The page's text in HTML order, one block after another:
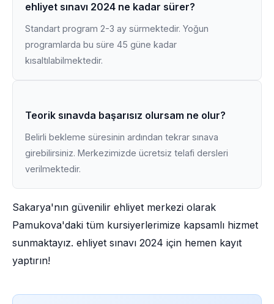
ehliyet sınavı 2024 ne kadar sürer?
Standart program 2-3 ay sürmektedir. Yoğun
programlarda bu süre 45 güne kadar
kısaltılabilmektedir.
Teorik sınavda başarısız olursam ne olur?
Belirli bekleme süresinin ardından tekrar sınava
girebilirsiniz. Merkezimizde ücretsiz telafi dersleri
verilmektedir.
Sakarya'nın güvenilir ehliyet merkezi olarak
Pamukova'daki tüm kursiyerlerimize kapsamlı hizmet
sunmaktayız. ehliyet sınavı 2024 için hemen kayıt
yaptırın!